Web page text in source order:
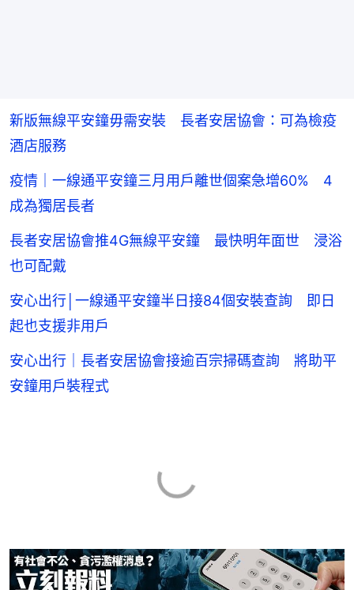
新版無線平安鐘毋需安裝 長者安居協會：可為檢疫
酒店服務
疫情｜一線通平安鐘三月用戶離世個案急增60% 4
成為獨居長者
長者安居協會推4G無線平安鐘 最快明年面世 浸浴
也可配戴
安心出行│一線通平安鐘半日接84個安裝查詢 即日
起也支援非用戶
安心出行｜長者安居協會接逾百宗掃碼查詢 將助平
安鐘用戶裝程式